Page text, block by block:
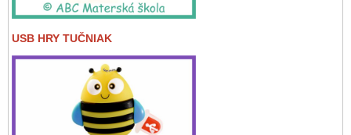
USB HRY TUČNIAK